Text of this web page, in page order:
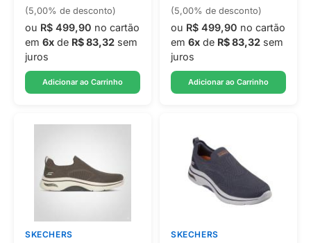
(5,00% de desconto)
ou R$ 499,90 no cartão
em 6x de R$ 83,32 sem
juros
Adicionar ao Carrinho
(5,00% de desconto)
ou R$ 499,90 no cartão
em 6x de R$ 83,32 sem
juros
Adicionar ao Carrinho
SKECHERS
SKECHERS